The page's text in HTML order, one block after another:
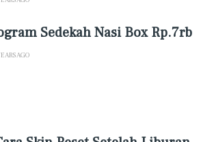
Sedekah Nasi Box Rp.7rb
AGO